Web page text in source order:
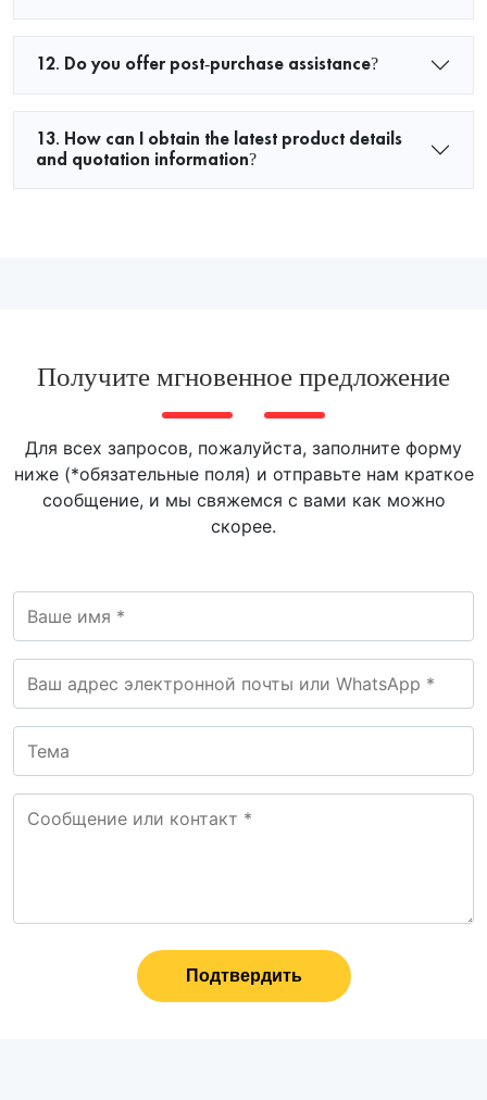
12. Do you offer post-purchase assistance?
13. How can I obtain the latest product details
and quotation information?
Получите мгновенное предложение
Для всех запросов, пожалуйста, заполните форму
ниже (*обязательные поля) и отправьте нам краткое
сообщение, и мы свяжемся с вами как можно
скорее.
Подтвердить